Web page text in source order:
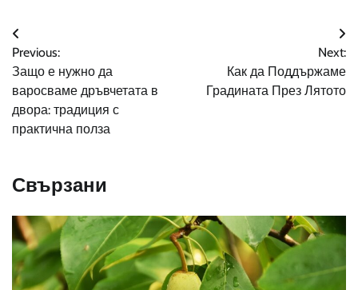
Навигация
Previous:
Защо е нужно да
варосваме дръвчетата в
двора: традиция с
практична полза
Next:
Как да Поддържаме
Градината През Лятото
Свързани